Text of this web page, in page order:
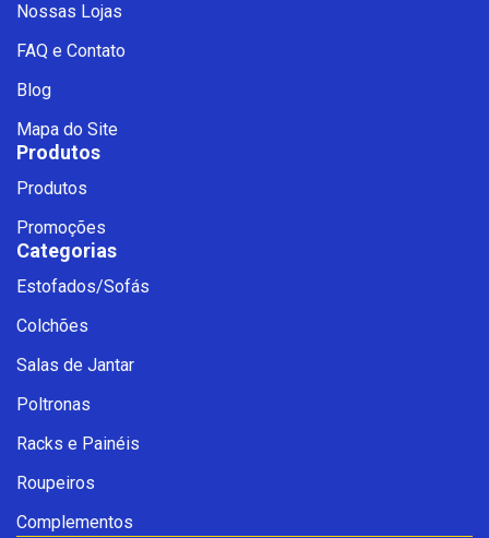
Nossas Lojas
FAQ e Contato
Blog
Mapa do Site
Produtos
Produtos
Promoções
Categorias
Estofados/Sofás
Colchões
Salas de Jantar
Poltronas
Racks e Painéis
Roupeiros
Complementos